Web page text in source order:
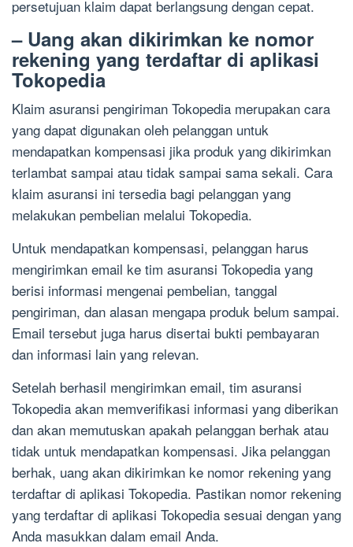
persetujuan klaim dapat berlangsung dengan cepat.
– Uang akan dikirimkan ke nomor
rekening yang terdaftar di aplikasi
Tokopedia
Klaim asuransi pengiriman Tokopedia merupakan cara
yang dapat digunakan oleh pelanggan untuk
mendapatkan kompensasi jika produk yang dikirimkan
terlambat sampai atau tidak sampai sama sekali. Cara
klaim asuransi ini tersedia bagi pelanggan yang
melakukan pembelian melalui Tokopedia.
Untuk mendapatkan kompensasi, pelanggan harus
mengirimkan email ke tim asuransi Tokopedia yang
berisi informasi mengenai pembelian, tanggal
pengiriman, dan alasan mengapa produk belum sampai.
Email tersebut juga harus disertai bukti pembayaran
dan informasi lain yang relevan.
Setelah berhasil mengirimkan email, tim asuransi
Tokopedia akan memverifikasi informasi yang diberikan
dan akan memutuskan apakah pelanggan berhak atau
tidak untuk mendapatkan kompensasi. Jika pelanggan
berhak, uang akan dikirimkan ke nomor rekening yang
terdaftar di aplikasi Tokopedia. Pastikan nomor rekening
yang terdaftar di aplikasi Tokopedia sesuai dengan yang
Anda masukkan dalam email Anda.